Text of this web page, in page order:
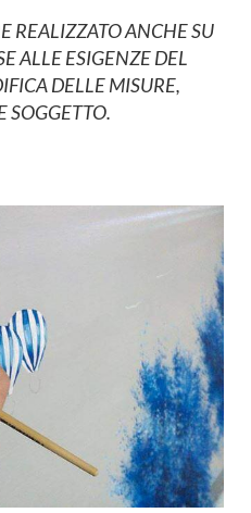
REALIZZATO ANCHE SU
ALLE ESIGENZE DEL
DELLE MISURE,
SOGGETTO.